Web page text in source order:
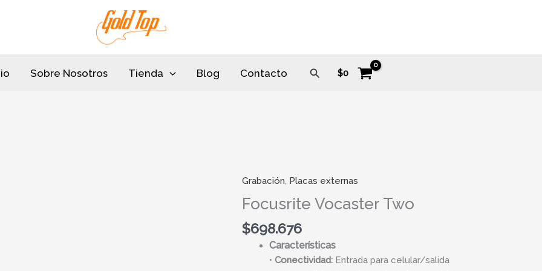
Sobre Nosotros Tienda Blog Contacto Buscar
$0
Grabación Placas externas
Focusrite Vocaster Two
$698.676
Características
•Conectividad: Entrada para celular/salida
Focusrite
Vocaster
Two
cantidad